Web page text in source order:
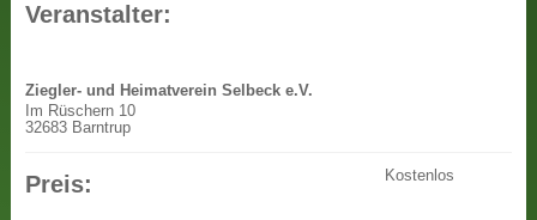
Veranstalter:
Ziegler- und Heimatverein Selbeck e.V.
Im Rüschern 10
32683 Barntrup
Preis: Kostenlos